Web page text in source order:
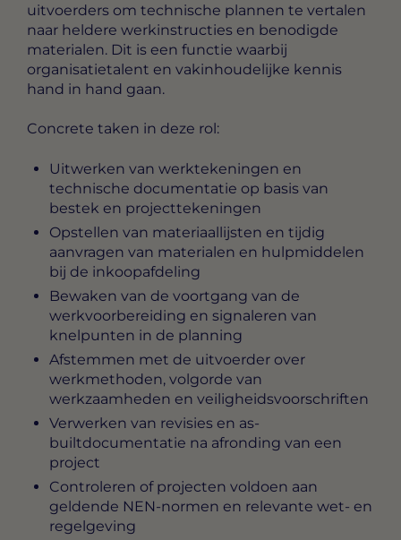
uitvoerders om technische plannen te vertalen
naar heldere werkinstructies en benodigde
materialen. Dit is een functie waarbij
organisatietalent en vakinhoudelijke kennis
hand in hand gaan.
Concrete taken in deze rol:
Uitwerken van werktekeningen en
technische documentatie op basis van
bestek en projecttekeningen
Opstellen van materiaallijsten en tijdig
aanvragen van materialen en hulpmiddelen
bij de inkoopafdeling
Bewaken van de voortgang van de
werkvoorbereiding en signaleren van
knelpunten in de planning
Afstemmen met de uitvoerder over
werkmethoden, volgorde van
werkzaamheden en veiligheidsvoorschriften
Verwerken van revisies en as-
builtdocumentatie na afronding van een
project
Controleren of projecten voldoen aan
geldende NEN-normen en relevante wet- en
regelgeving